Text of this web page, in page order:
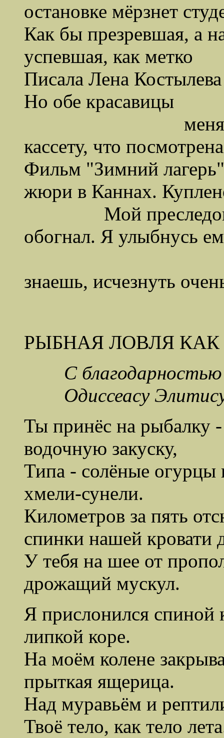
остановке мёрзнет
Как бы презревшая, а
успевшая, как метко
Писала Лена
Но обе красавицы
меня не
кассету, что
Фильм "Зимний
жюри в Каннах.
Мой
обогнал. Я улыбнусь
знаешь, исчезнуть
РЫБНАЯ ЛОВЛЯ
С
Одиссеасу
Ты принёс на рыбалку
водочную закуску,
Типа - солёные огурцы
хмели-сунели.
Километров за пять
спинки нашей кровати
У тебя на шее от
дрожащий мускул.
Я прислонился спиной
липкой коре.
На моём колене
прыткая ящерица.
Над муравьём и
Твоё тело, как тело